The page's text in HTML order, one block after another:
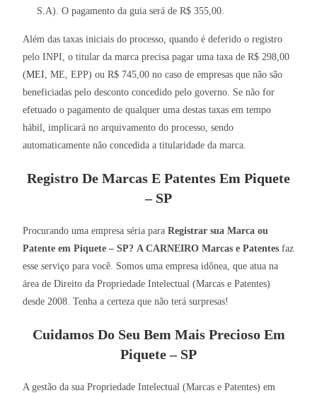
S.A). O pagamento da guia será de R$ 355,00.
Além das taxas iniciais do processo, quando é deferido o registro
pelo INPI, o titular da marca precisa pagar uma taxa de R$ 298,00
(MEI, ME, EPP) ou R$ 745,00 no caso de empresas que não são
beneficiadas pelo desconto concedido pelo governo. Se não for
efetuado o pagamento de qualquer uma destas taxas em tempo
hábil, implicará no arquivamento do processo, sendo
automaticamente não concedida a titularidade da marca.
Registro De Marcas E Patentes Em Piquete
– SP
Procurando uma empresa séria paraRegistrar sua Marca ou
Patente em Piquete – SP? A CARNEIRO Marcas e Patentes faz
esse serviço para você. Somos uma empresa idônea, que atua na
área de Direito da Propriedade Intelectual (Marcas e Patentes)
desde 2008. Tenha a certeza que não terá surpresas!
Cuidamos Do Seu Bem Mais Precioso Em
Piquete – SP
A gestão da sua Propriedade Intelectual (Marcas e Patentes) em